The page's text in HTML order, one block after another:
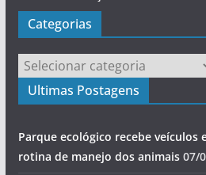
Categorias
Categorias
Ultimas Postagens
Parque ecológico recebe veículos
rotina de manejo dos animais 07/